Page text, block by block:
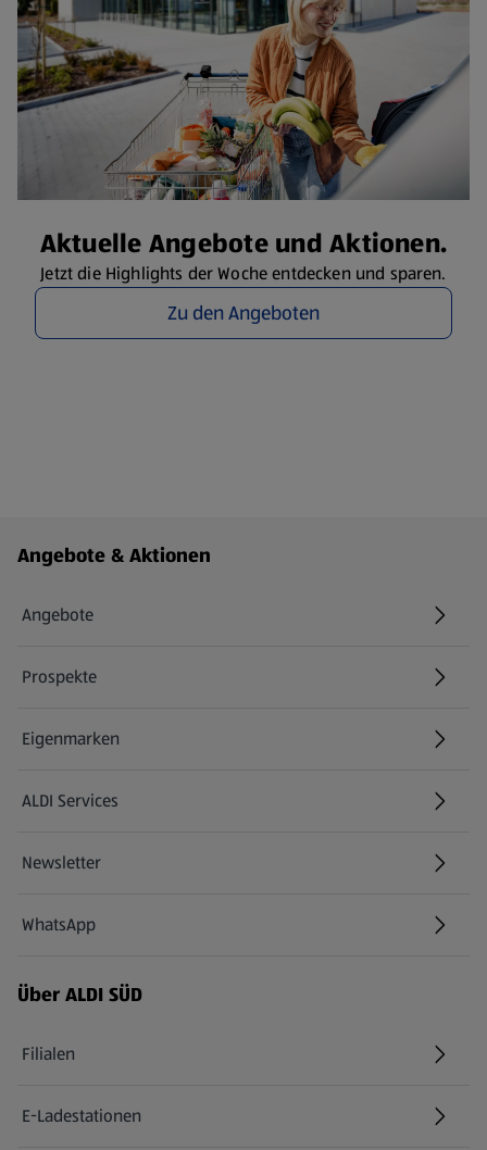
Aktuelle Angebote und Aktionen.
Jetzt die Highlights der Woche entdecken und sparen.
Zu den Angeboten
Fußzeilenmenü - weitere Links
Angebote & Aktionen
Angebote
Prospekte
Eigenmarken
ALDI Services
Newsletter
WhatsApp
Über ALDI SÜD
Filialen
E-Ladestationen